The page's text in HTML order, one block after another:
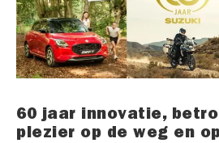
60 jaar innovatie,
plezier op de weg en